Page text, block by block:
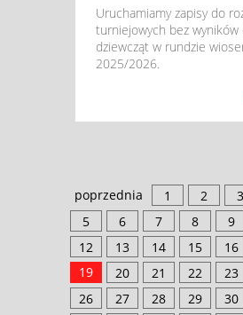
Uruchamiamy zapisy do
turniejowych bez wyników
dziewcząt w rundzie
2025/2026.
poprzednia 1 2 3
5
6 7 8 9
12
13 14 15 16
19
20 21 22 23
26
27 28 29 30